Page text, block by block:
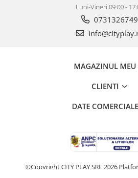
Luni-Vineri 09:00 -
0731326749
MAGAZINUL MEU
CLIENTI
DATE COMERCIALE
©Copyright CITY PLAY SRL 2026